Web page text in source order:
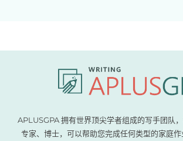
APLUSGPA 拥有世界顶尖学者组成的写手团队
专家、博士，可以帮助您完成任何类型的家庭